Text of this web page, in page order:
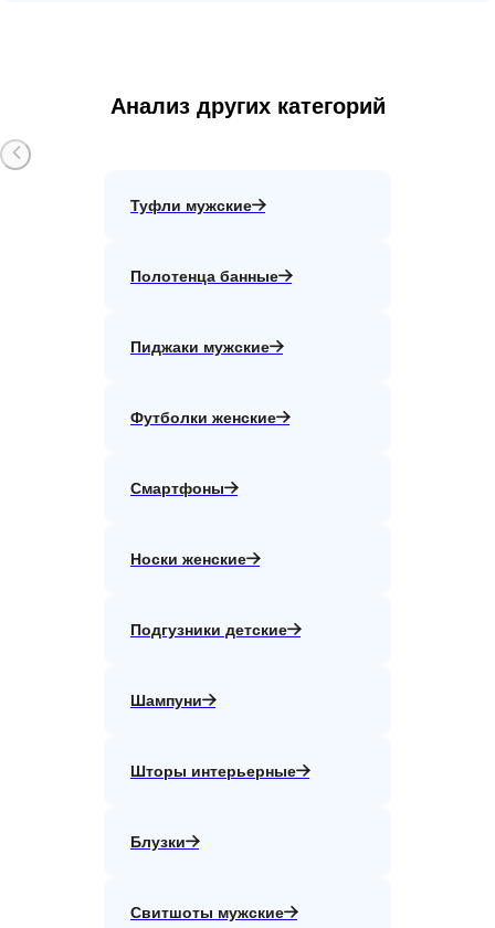
Анализ других категорий
Туфли мужские
Полотенца банные
Пиджаки мужские
Футболки женские
Смартфоны
Носки женские
Подгузники детские
Шампуни
Шторы интерьерные
Блузки
Свитшоты мужские